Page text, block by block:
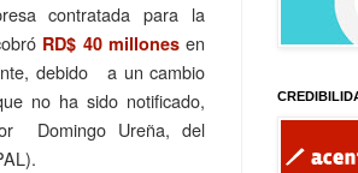
contratada para la
RD$ 40 millones en
debido a un cambio
no ha sido notificado,
Domingo Ureña, del